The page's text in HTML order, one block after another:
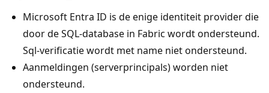
Microsoft Entra ID is de enige identiteit provider die
door de SQL-database in Fabric wordt ondersteund.
Sql-verificatie wordt met name niet ondersteund.
Aanmeldingen (serverprincipals) worden niet
ondersteund.